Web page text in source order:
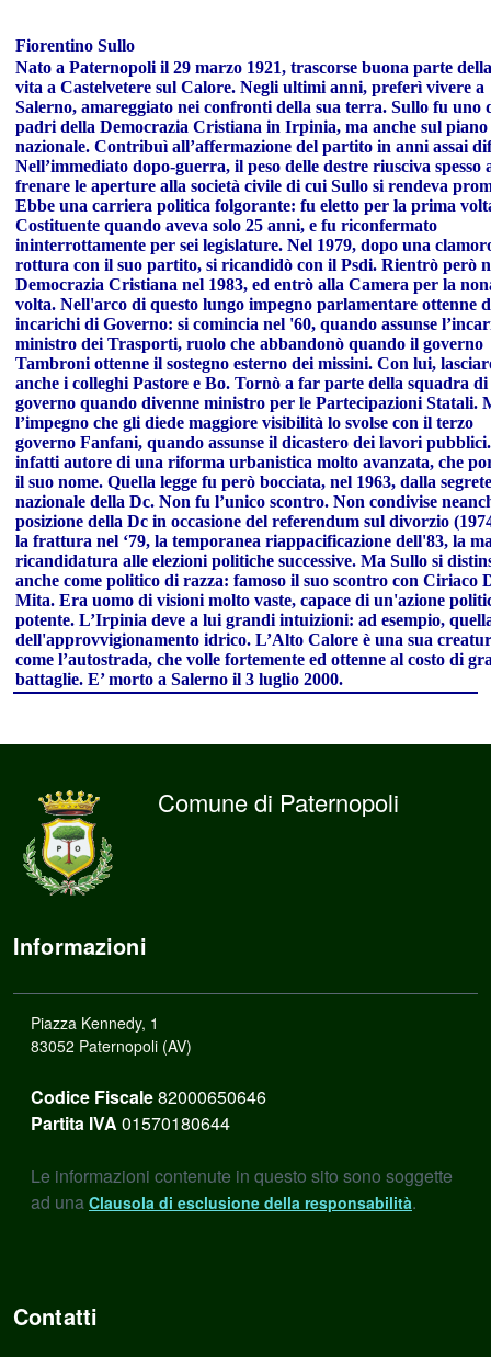
Fiorentino Sullo
Nato a Paternopoli il 29 marzo 1921, trascorse buona parte
vita a Castelvetere sul Calore. Negli ultimi anni, preferì vivere a
Salerno, amareggiato nei confronti della sua terra. Sullo fu uno
padri della Democrazia Cristiana in Irpinia, ma anche sul piano
nazionale. Contribuì all’affermazione del partito in anni assai
Nell’immediato dopo-guerra, il peso delle destre riusciva spesso
frenare le aperture alla società civile di cui Sullo si rendeva
Ebbe una carriera politica folgorante: fu eletto per la prima
Costituente quando aveva solo 25 anni, e fu riconfermato
ininterrottamente per sei legislature. Nel 1979, dopo una
rottura con il suo partito, si ricandidò con il Psdi. Rientrò però
Democrazia Cristiana nel 1983, ed entrò alla Camera per la
volta. Nell'arco di questo lungo impegno parlamentare ottenne
incarichi di Governo: si comincia nel '60, quando assunse
ministro dei Trasporti, ruolo che abbandonò quando il governo
Tambroni ottenne il sostegno esterno dei missini. Con lui,
anche i colleghi Pastore e Bo. Tornò a far parte della squadra di
governo quando divenne ministro per le Partecipazioni Statali.
l’impegno che gli diede maggiore visibilità lo svolse con il terzo
governo Fanfani, quando assunse il dicastero dei lavori
infatti autore di una riforma urbanistica molto avanzata, che
il suo nome. Quella legge fu però bocciata, nel 1963, dalla
nazionale della Dc. Non fu l’unico scontro. Non condivise
posizione della Dc in occasione del referendum sul divorzio
la frattura nel ‘79, la temporanea riappacificazione dell'83, la
ricandidatura alle elezioni politiche successive. Ma Sullo si
anche come politico di razza: famoso il suo scontro con Ciriaco
Mita. Era uomo di visioni molto vaste, capace di un'azione
potente. L’Irpinia deve a lui grandi intuizioni: ad esempio,
dell'approvvigionamento idrico. L’Alto Calore è una sua
come l’autostrada, che volle fortemente ed ottenne al costo di
battaglie. E’ morto a Salerno il 3 luglio 2000.
Comune di Paternopoli
Informazioni
Piazza Kennedy, 1
83052 Paternopoli (AV)
Codice Fiscale82000650646
Partita IVA 01570180644
Le informazioni contenute in questo sito sono soggette
ad una Clausola di esclusione della responsabilità.
Contatti